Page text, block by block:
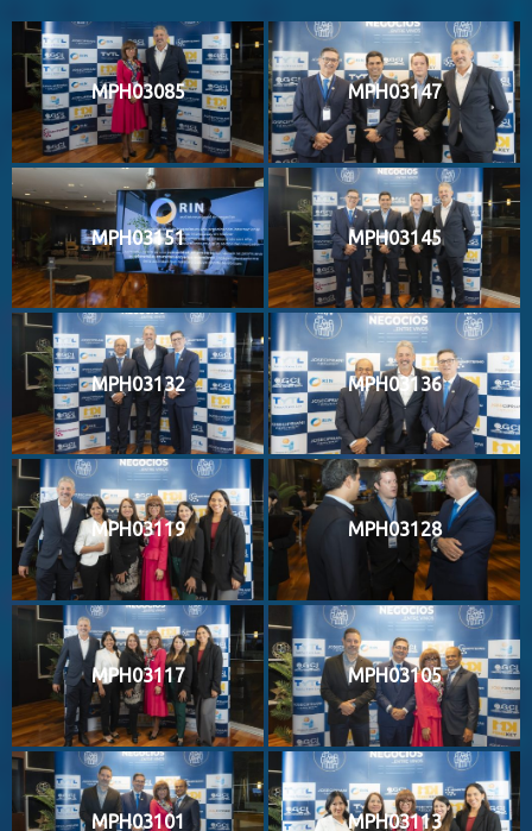
MPH03085 MPH03147
MPH03151 MPH03145
MPH03132 MPH03136
MPH03119 MPH03128
MPH03117 MPH03105
MPH03101 MPH03113